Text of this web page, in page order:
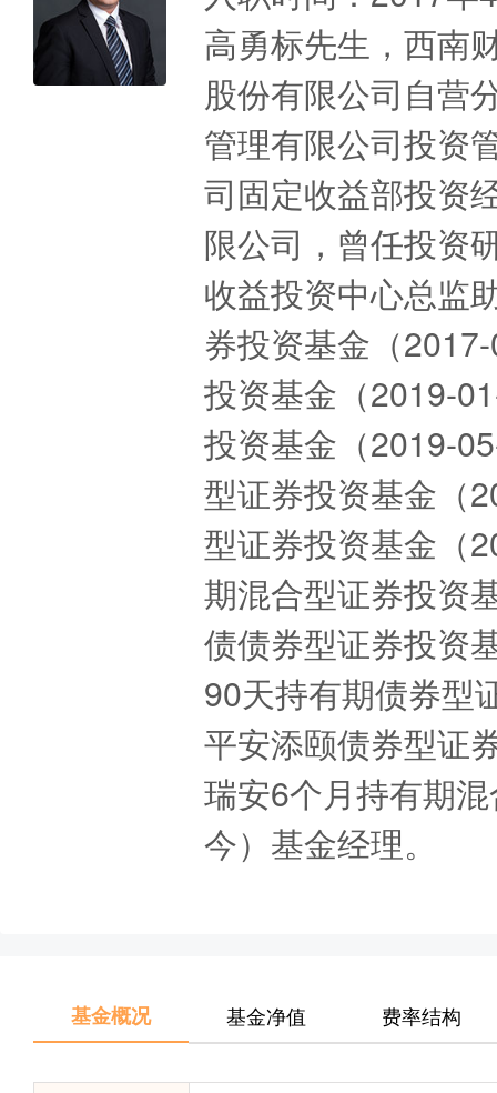
高勇标先生，西南
股份有限公司自营
管理有限公司投资
司固定收益部投资
限公司，曾任投资
收益投资中心总监
券投资基金（
投资基金（2019-
投资基金（2019-
型证券投资基金（
型证券投资基金（
期混合型证券投资
债债券型证券投资
90天持有期债券型
平安添颐债券型证
瑞安6个月持有期
今）基金经理。
基金概况 基金净值 费率结构